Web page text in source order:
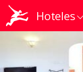
Hoteles